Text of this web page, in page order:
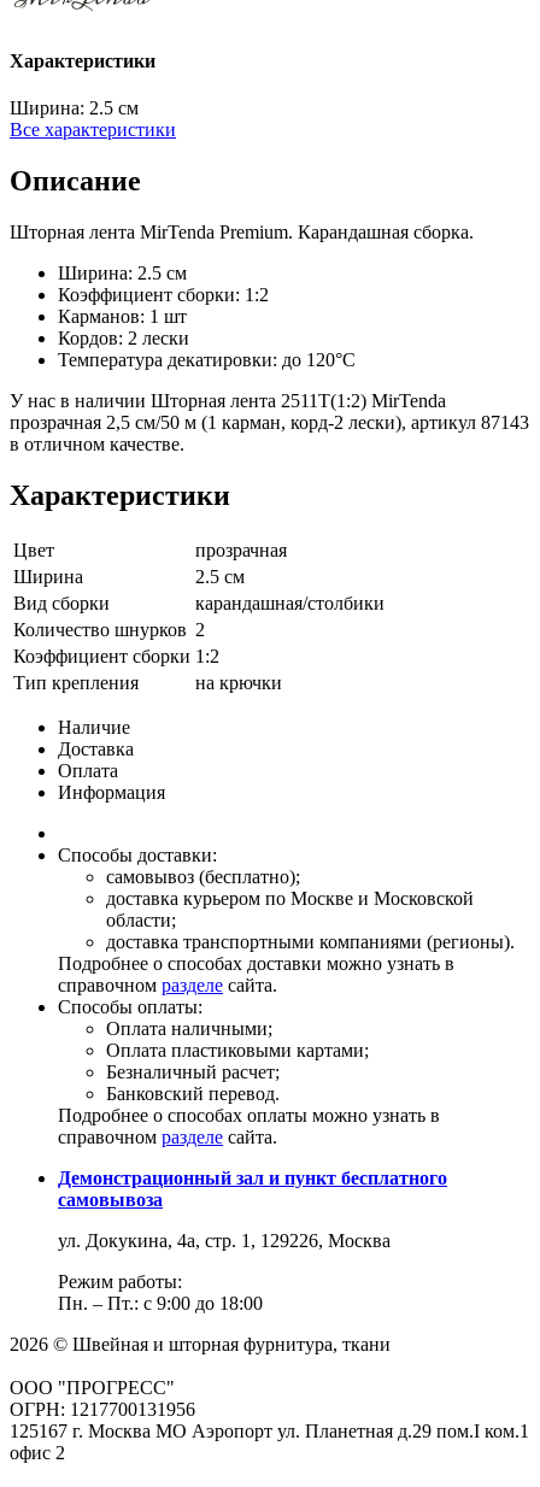
Характеристики
Ширина: 2.5 см
Все характеристики
Описание
Шторная лента MirTenda Premium. Карандашная сборка.
Ширина: 2.5 см
Коэффициент сборки: 1:2
Карманов: 1 шт
Кордов: 2 лески
Температура декатировки: до 120°С
У нас в наличии Шторная лента 2511Т(1:2) MirTenda
прозрачная 2,5 см/50 м (1 карман, корд-2 лески), артикул 87143
в отличном качестве.
Характеристики
Цвет
прозрачная
Ширина
2.5 см
Вид сборки
карандашная/столбики
Количество шнурков 2
Коэффициент сборки 1:2
Тип крепления
на крючки
Наличие
Доставка
Оплата
Информация
Способы доставки:
самовывоз (бесплатно);
доставка курьером по Москве и Московской
области;
доставка транспортными компаниями (регионы).
Подробнее о способах доставки можно узнать в
справочном разделе сайта.
Способы оплаты:
Оплата наличными;
Оплата пластиковыми картами;
Безналичный расчет;
Банковский перевод.
Подробнее о способах оплаты можно узнать в
справочном разделе сайта.
Демонстрационный зал и пункт бесплатного
самовывоза
ул. Докукина, 4а, стр. 1, 129226, Москва
Режим работы:
Пн. – Пт.: с 9:00 до 18:00
2026 © Швейная и шторная фурнитура, ткани
ООО "ПРОГРЕСС"
ОГРН: 1217700131956
125167 г. Москва МО Аэропорт ул. Планетная д.29 пом.I ком.1
офис 2